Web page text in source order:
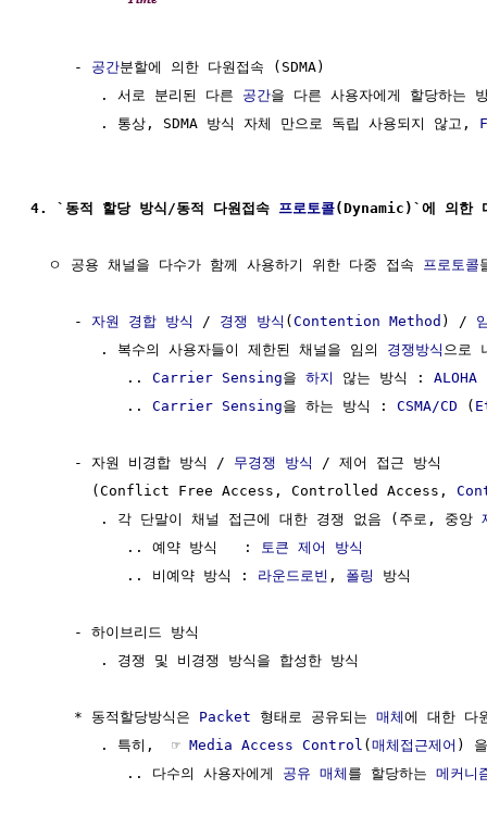
     -
공간분할에 의한 다원접속 (SDMA)
        . 서로 분리된 다른
공간을 다른 사용자에게 할당하는
        . 통상, SDMA 방식 자체 만으로 독립 사용되지 않고,
4. `동적 할당 방식/동적 다원접속 프로토콜(Dynamic)`에 의한
  ㅇ 공용 채널을 다수가 함께 사용하기 위한 다중 접속
프로토콜
     -
자원 경합 방식 / 경쟁 방식 (Contention Method ) /
        . 복수의 사용자들이 제한된 채널을 임의
경쟁방식 으로
           ..
Carrier Sensing을 하지 않는 방식 : ALOHA
           ..
Carrier Sensing을 하는 방식 : CSMA/CD (
     - 자원 비경합 방식 /
무경쟁 방식
/ 제어 접근 방식
       (Conflict Free Access, Controlled Access,
        . 각 단말이 채널 접근에 대한 경쟁 없음 (주로, 중앙
           .. 예약 방식   :
토큰 제어 방식
           .. 비예약 방식 :
라운드로빈 , 폴링 방식
     - 하이브리드 방식
        . 경쟁 및 비경쟁 방식을 합성한 방식
     * 동적할당방식은
Packet 형태로 공유되는 매체에 대한 다
        . 특히,  ☞
Media Access Control (매체접근제어 )
           .. 다수의 사용자에게
공유 매체 를 할당하는 메커니